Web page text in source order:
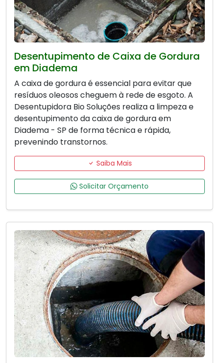
Desentupimento de Caixa de Gordura
em Diadema
A caixa de gordura é essencial para evitar que
resíduos oleosos cheguem à rede de esgoto. A
Desentupidora Bio Soluções realiza a limpeza e
desentupimento da caixa de gordura em
Diadema - SP de forma técnica e rápida,
prevenindo transtornos.
Saiba Mais
Solicitar Orçamento